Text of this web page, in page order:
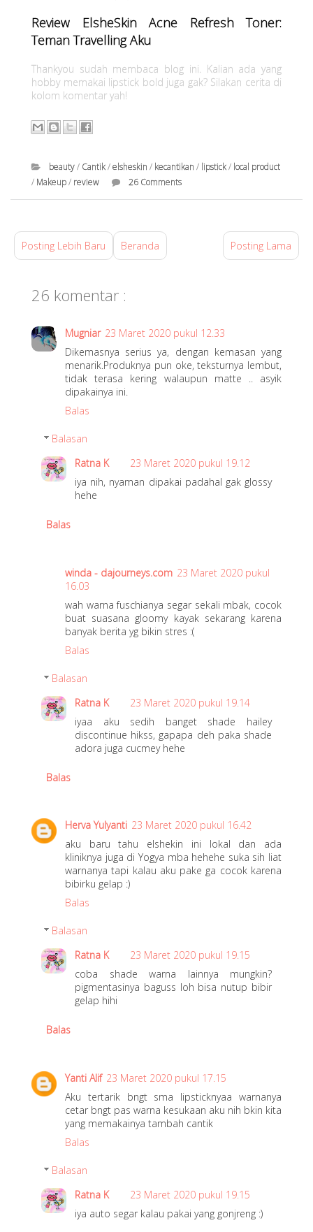
Review ElsheSkin Acne Refresh Toner:
Teman Travelling Aku
Thankyou sudah membaca blog ini. Kalian ada yang
hobby memakai lipstick bold juga gak? Silakan cerita di
kolom komentar yah!
beauty/ Cantik/elsheskin / kecantikan / lipstick/ local product
/ Makeup/ review 26 Comments
a
Posting Lebih Baru Posting Lama
Beranda
26 komentar :
Mugniar 23 Maret 2020 pukul 12.33
Dikemasnya serius ya, dengan kemasan yang
menarik.Produknya pun oke, teksturnya lembut,
tidak terasa kering walaupun matte .. asyik
dipakainya ini.
Balas
Balasan
Ratna K
23 Maret 2020 pukul 19.12
iya nih, nyaman dipakai padahal gak glossy
hehe
Balas
winda - dajourneys.com 23 Maret 2020 pukul
16.03
wah warna fuschianya segar sekali mbak, cocok
buat suasana gloomy kayak sekarang karena
banyak berita yg bikin stres :(
Balas
Balasan
Ratna K
23 Maret 2020 pukul 19.14
iyaa aku sedih banget shade hailey
discontinue hikss, gapapa deh paka shade
adora juga cucmey hehe
Balas
Herva Yulyanti 23 Maret 2020 pukul 16.42
aku baru tahu elshekin ini lokal dan ada
kliniknya juga di Yogya mba hehehe suka sih liat
warnanya tapi kalau aku pake ga cocok karena
bibirku gelap :)
Balas
Balasan
Ratna K
23 Maret 2020 pukul 19.15
coba shade warna lainnya mungkin?
pigmentasinya baguss loh bisa nutup bibir
gelap hihi
Balas
Yanti Alif 23 Maret 2020 pukul 17.15
Aku tertarik bngt sma lipsticknyaa warnanya
cetar bngt pas warna kesukaan aku nih bkin kita
yang memakainya tambah cantik
Balas
Balasan
Ratna K
23 Maret 2020 pukul 19.15
iya auto segar kalau pakai yang gonjreng :)